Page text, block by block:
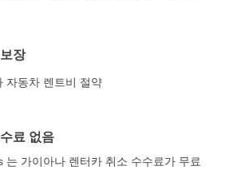
장
자동차 렌트비 절약
료 없음
는 가이아나 렌터카 취소 수수료가 무료